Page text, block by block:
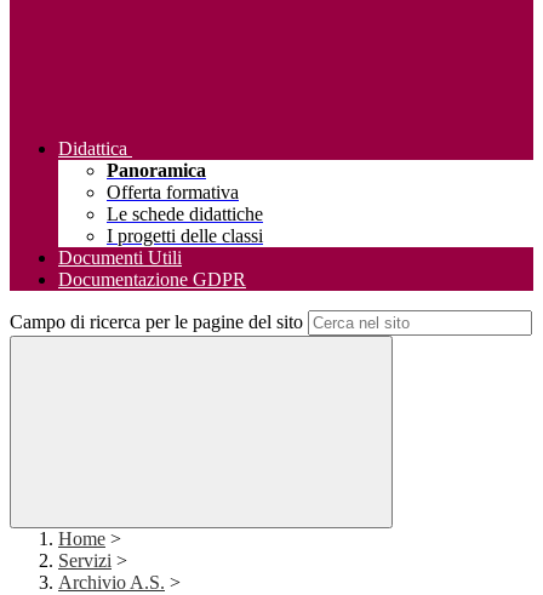
Didattica
Panoramica
Offerta formativa
Le schede didattiche
I progetti delle classi
Documenti Utili
Documentazione GDPR
Campo di ricerca per le pagine del sito
Home >
Servizi >
Archivio A.S. >